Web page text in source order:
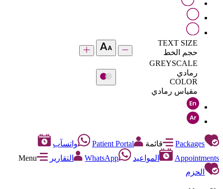
TEXT SIZE
حجم الخط
GREYSCALE
رمادي
COLOR
مقياس رمادي
Packages قائمة Patient Portal
واتسآب
Appointments
المواعيد WhatsApp التقارير
Menu
الحزم